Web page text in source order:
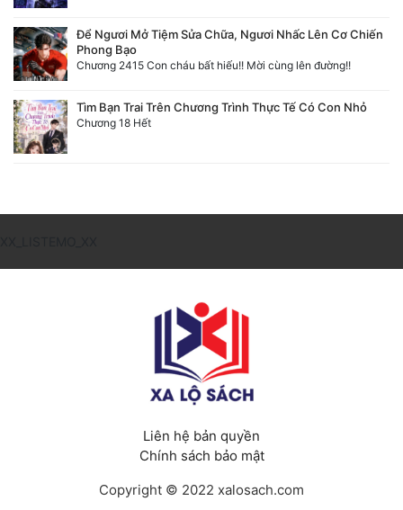
Để Ngươi Mở Tiệm Sửa Chữa, Ngươi Nhấc Lên Cơ Chiến
Phong Bạo
Chương 2415 Con cháu bất hiếu!! Mời cùng lên đường!!
Tìm Bạn Trai Trên Chương Trình Thực Tế Có Con Nhỏ
Chương 18 Hết
Liên hệ bản quyền
Chính sách bảo mật
Copyright © 2022 xalosach.com